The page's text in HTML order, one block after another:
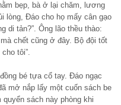
bẹp, bà ở lại chăm, lương
lòng, Đáo cho họ mấy cân gạo
di tản?”. Ông lão thều thào:
chết cũng ở đây. Bộ đội tốt
tôi”.
bé tựa cổ tay. Đáo ngạc
mở nắp lấy một cuốn sách be
quyển sách này phòng khi